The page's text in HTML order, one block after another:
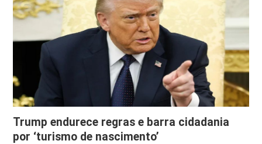
Trump endurece regras e barra cidadania
por ‘turismo de nascimento’